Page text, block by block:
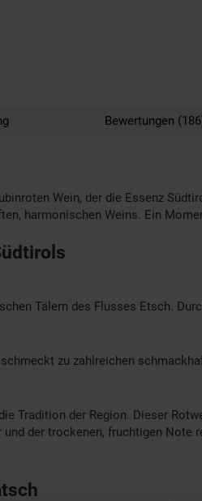
Bewertungen
Wein, der die Essenz
harmonischen Weins. Ein
Tälern des Flusses Etsch.
zu zahlreichen
Tradition der Region. Dieser
der trockenen, fruchtigen Note